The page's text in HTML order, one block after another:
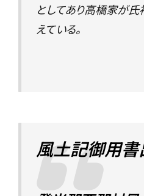
としてあり高橋家が
えている。
風土記御用書